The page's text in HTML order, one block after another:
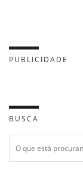
PUBLICIDADE
BUSCA